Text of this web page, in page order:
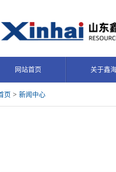
网站首页 关于鑫
页> 新闻中心